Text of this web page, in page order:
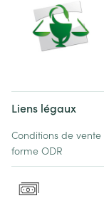
Liens légaux
Conditions de vente
forme ODR